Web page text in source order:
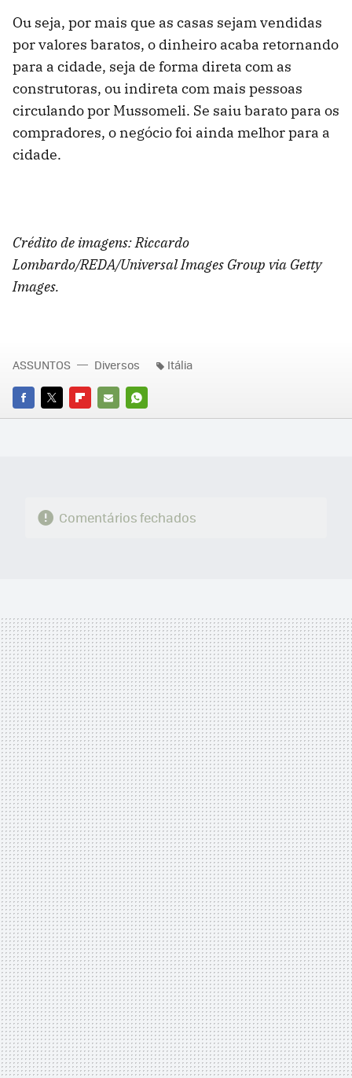
Ou seja, por mais que as casas sejam vendidas
por valores baratos, o dinheiro acaba retornando
para a cidade, seja de forma direta com as
construtoras, ou indireta com mais pessoas
circulando por Mussomeli. Se saiu barato para os
compradores, o negócio foi ainda melhor para a
cidade.
Crédito de imagens:Riccardo
Lombardo/REDA/Universal Images Group via Getty
Images.
FACEBOOK
TWITTERFLIPBOARD
E-
WHATSAPP
ASSUNTOS Diversos Itália
Comentários fechados